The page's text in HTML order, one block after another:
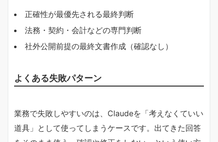
正確性が最優先される最終判断
法務・契約・会計などの専門判断
社外公開前提の最終文書作成（確認なし）
よくある失敗パターン
業務で失敗しやすいのは、Claudeを「考えなくていい
道具」として使ってしまうケースです。出てきた回答